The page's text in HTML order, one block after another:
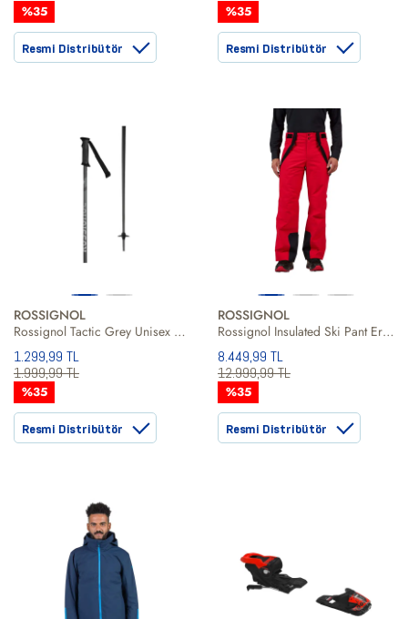
%35
Resmi Distribütör
%35
Resmi Distribütör
ROSSIGNOL
Rossignol Tactic Grey Unisex Gri Kayak Batonu
1.299,99 TL
1.999,99 TL
%35
Resmi Distribütör
ROSSIGNOL
Rossignol Insulated Ski Pant Erkek Kayak Pantolonu
8.449,99 TL
12.999,99 TL
%35
Resmi Distribütör